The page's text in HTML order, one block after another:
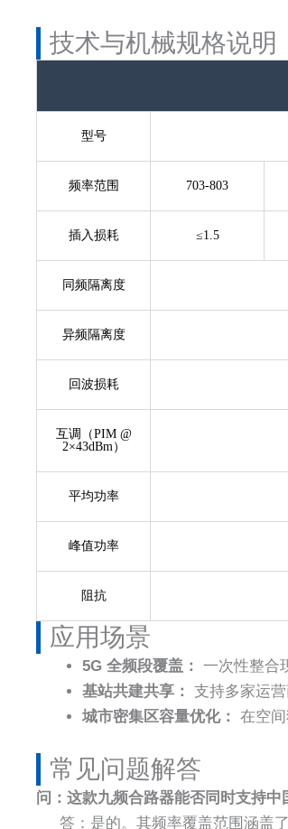
技术与机械规格说明
型号
频率范围 703-803
插入损耗 ≤1.5
同频隔离度
异频隔离度
回波损耗
互调（PIM @
2×43dBm）
平均功率
峰值功率
阻抗
应用场景
5G 全频段覆盖：
一次性整合
基站共建共享：
支持多家运
城市密集区容量优化：
在空
常见问题解答​
问：这款九频合路器能否同时支持中
答：是的。其频率覆盖范围涵盖